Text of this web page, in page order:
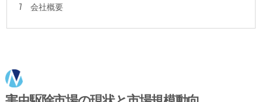
会社概要